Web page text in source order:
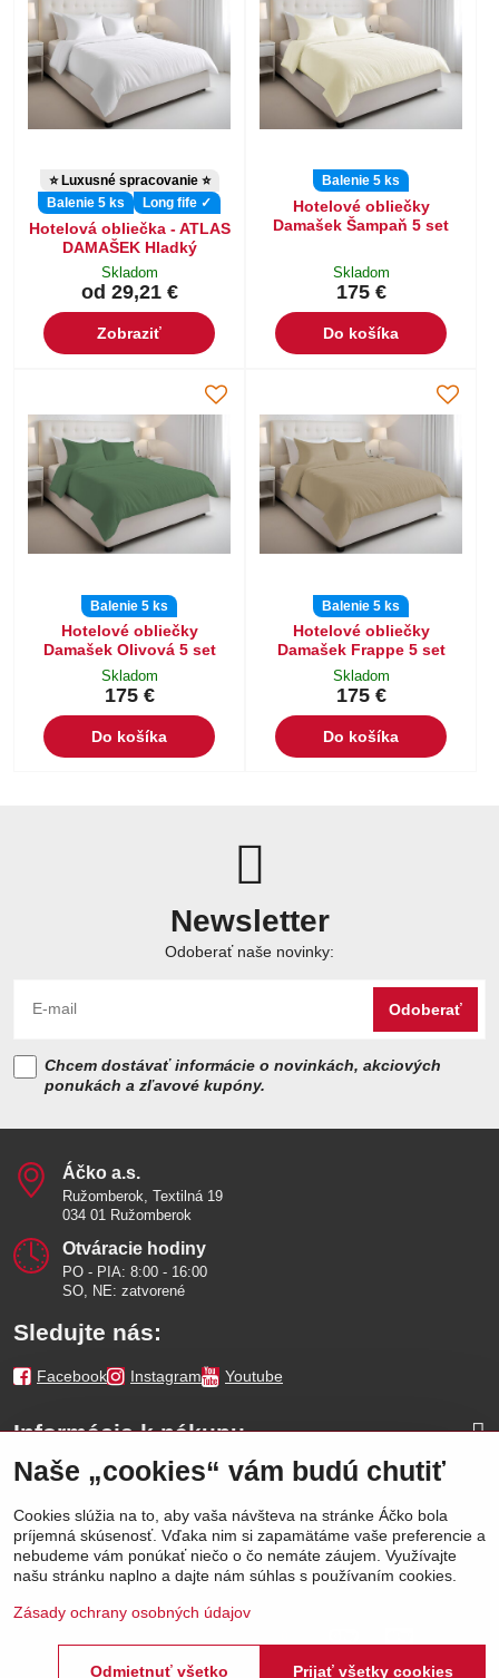
⭐ Luxusné spracovanie ⭐
Balenie 5 ks
Long fife ✓
Hotelová obliečka - ATLAS
DAMAŠEK Hladký
Skladom
od 29,21 €
Zobraziť
Balenie 5 ks
Hotelové obliečky
Damašek Šampaň 5 set
Skladom
175 €
Do košíka
Balenie 5 ks
Hotelové obliečky
Damašek Olivová 5 set
Skladom
175 €
Do košíka
Balenie 5 ks
Hotelové obliečky
Damašek Frappe 5 set
Skladom
175 €
Do košíka
Newsletter
Odoberať naše novinky:
Odoberať
Chcem dostávať informácie o novinkách, akciových
ponukách a zľavové kupóny.
Áčko a​.s​.
Ružomberok, Textilná 19
034 01 Ružomberok
Otváracie hodiny
PO - PIA: 8:00 - 16:00
SO, NE: zatvorené
Sledujte nás:
Facebook Instagram Youtube
Informácie k nákupu
Naše značky
Výhody
Naše „cookies“ vám budú chutiť
Cookies slúžia na to, aby vaša návšteva na stránke Áčko bola
príjemná skúsenosť. Vďaka nim si zapamätáme vaše preferencie a
nebudeme vám ponúkať niečo o čo nemáte záujem. Využívajte
našu stránku naplno a dajte nám súhlas s používaním cookies.
Zásady ochrany osobných údajov
Prijať všetky cookies
Odmietnuť všetko